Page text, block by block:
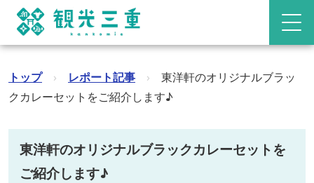
トップ › レポート記事 ›
東洋軒のオリジナルブラッ
クカレーセットをご紹介します♪
東洋軒のオリジナルブラックカレーセットを
ご紹介します♪